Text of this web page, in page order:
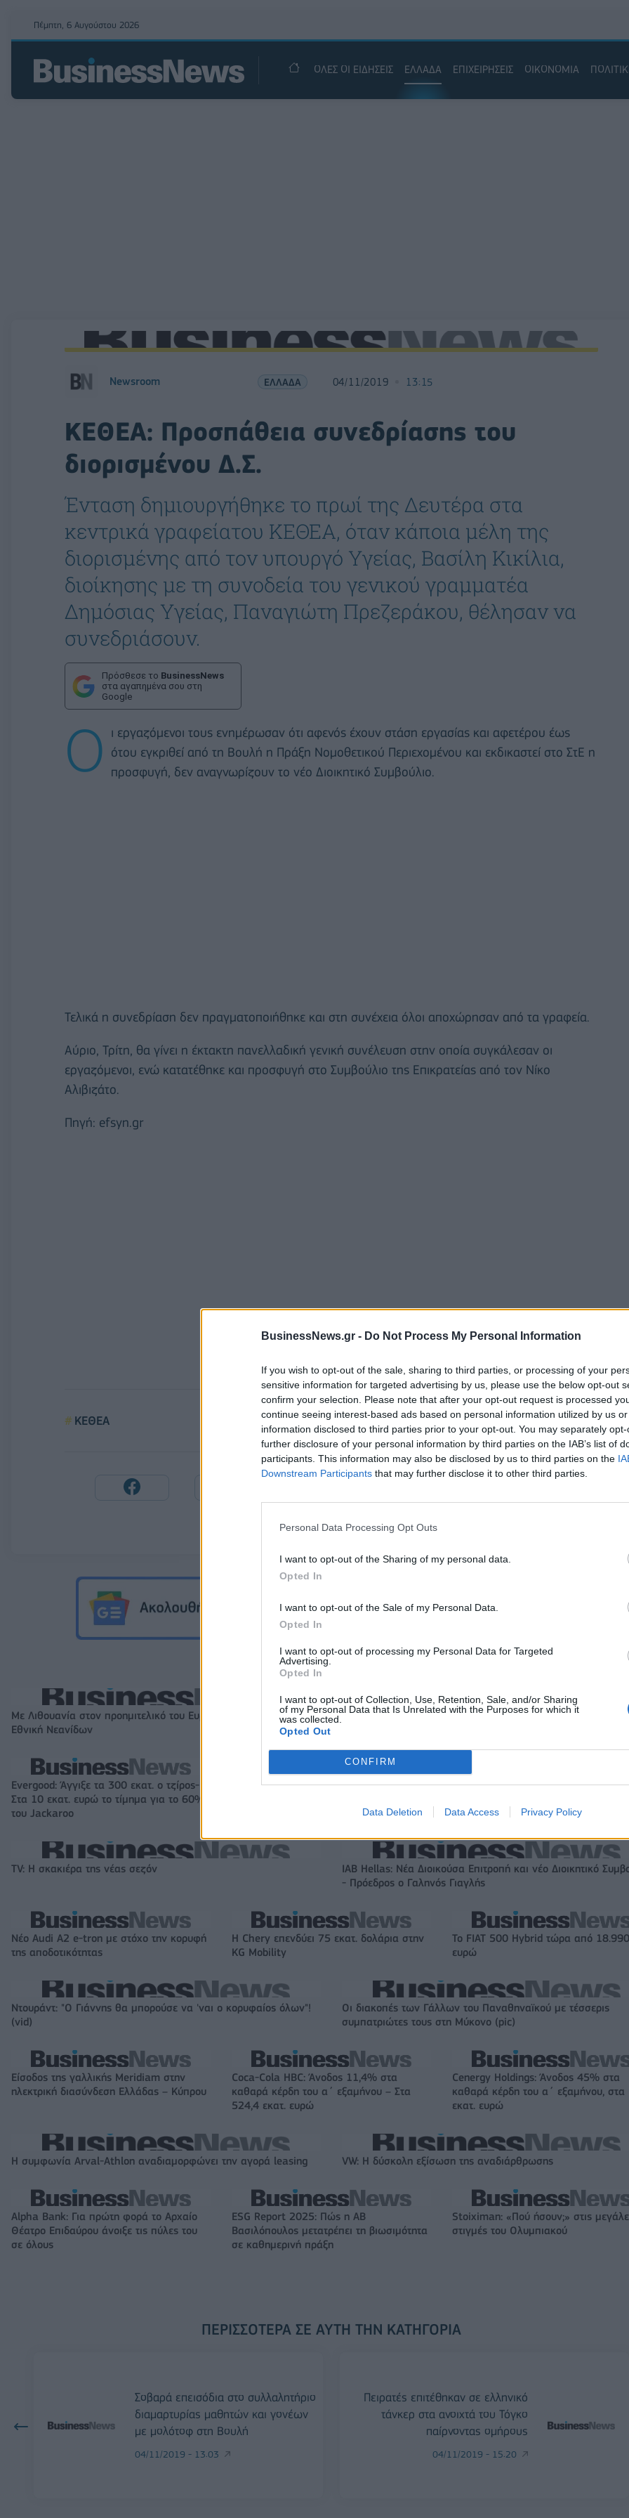
BusinessNews.gr - Do Not Process My Personal Information
If you wish to opt-out of the sale, sharing to third parties, or processing of your
sensitive information for targeted advertising by us, please use the below opt-out
confirm your selection. Please note that after your opt-out request is processed
continue seeing interest-based ads based on personal information utilized by us
information disclosed to third parties prior to your opt-out. You may separately
further disclosure of your personal information by third parties on the IAB’s list of
participants. This information may also be disclosed by us to third parties on the
Downstream Participants that may further disclose it to other third parties.
Personal Data Processing Opt Outs
I want to opt-out of the Sharing of my personal data.
Opted In
I want to opt-out of the Sale of my Personal Data.
Opted In
I want to opt-out of processing my Personal Data for Targeted
Advertising.
Opted In
I want to opt-out of Collection, Use, Retention, Sale, and/or Sharing
of my Personal Data that Is Unrelated with the Purposes for which it
was collected.
Opted Out
CONFIRM
Data Deletion Data Access Privacy Policy
Πέμπτη, 6 Αυγούστου 2026
ΟΛΕΣ ΟΙ ΕΙΔΗΣΕΙΣ ΕΛΛΑΔΑ ΕΠΙΧΕΙΡΗΣΕΙΣ ΟΙΚΟΝΟΜΙΑ
Newsroom ΕΛΛΑΔΑ 04/11/2019 13:15
ΚΕΘΕΑ: Προσπάθεια συνεδρίασης του
διορισμένου Δ.Σ.
Ένταση δημιουργήθηκε το πρωί της Δευτέρα στα
κεντρικά γραφείατου ΚΕΘΕΑ, όταν κάποια μέλη της
διορισμένης από τον υπουργό Υγείας, Βασίλη Κικίλια,
διοίκησης με τη συνοδεία του γενικού γραμματέα
Δημόσιας Υγείας, Παναγιώτη Πρεζεράκου, θέλησαν να
συνεδριάσουν.
Πρόσθεσε το BusinessNews
στα αγαπημένα σου στη
Google
Ο
ι εργαζόμενοι τους ενημέρωσαν ότι αφενός έχουν στάση εργασίας και αφετέρου έως
ότου εγκριθεί από τη Βουλή η Πράξη Νομοθετικού Περιεχομένου και εκδικαστεί στο ΣτΕ η
προσφυγή, δεν αναγνωρίζουν το νέο Διοικητικό Συμβούλιο.
Τελικά η συνεδρίαση δεν πραγματοποιήθηκε και στη συνέχεια όλοι αποχώρησαν από τα γραφεία.
Αύριο, Τρίτη, θα γίνει η έκτακτη πανελλαδική γενική συνέλευση στην οποία συγκάλεσαν οι
εργαζόμενοι, ενώ κατατέθηκε και προσφυγή στο Συμβούλιο της Επικρατείας από τον Νίκο
Αλιβιζάτο.
Πηγή: efsyn.gr
ΚΕΘΕΑ
Με Λιθουανία στον προημιτελικό του Ευρωπαϊκού Β' κατ. η
Εθνική Νεανίδων
Αλέξης Γιαννούλιας: Υποψήφιος Δήμαρχος στο Σικάγο ο
Evergood: Άγγιξε τα 300 εκατ. ο τζίρος-
Στα 10 εκατ. ευρώ το τίμημα για το 60%
του Jackaroo
Όμιλος AKTOR: Εξαγοράζει το 75% των
συνεργασία με τη Motor Oil
ΔΕΗ: Ισχυρή ανάπτυξη στο α΄
δισ. ευρώ
TV: Η σκακιέρα της νέας σεζόν
IAB Hellas: Νέα Διοικούσα Επιτροπή και νέο Διοικητικό
- Πρόεδρος ο Γαληνός Γιαγλής
Νέο Audi A2 e-tron με στόχο την κορυφή
της αποδοτικότητας
Η Chery επενδύει 75 εκατ. δολάρια στην
KG Mobility
Το FIAT 500 Hybrid τώρα από 18.990
ευρώ
Ντουράντ: "Ο Γιάννης θα μπορούσε να 'ναι ο κορυφαίος όλων"!
(vid)
Οι διακοπές των Γάλλων του Παναθηναϊκού με τέσσερις
συμπατριώτες τους στη Μύκονο (pic)
Είσοδος της γαλλικής Meridiam στην
ηλεκτρική διασύνδεση Ελλάδας – Κύπρου
Coca-Cola HBC: Άνοδος 11,4% στα
καθαρά κέρδη του α΄ εξαμήνου – Στα
524,4 εκατ. ευρώ
Cenergy Holdings: Άνοδος 45% στα
καθαρά κέρδη του α΄ εξαμήνου,
εκατ. ευρώ
Η συμφωνία Arval-Athlon αναδιαμορφώνει την αγορά leasing VW: Η δύσκολη εξίσωση της αναδιάρθρωσης
Alpha Bank: Για πρώτη φορά το Αρχαίο
Θέατρο Επιδαύρου άνοιξε τις πύλες του
σε όλους
ESG Report 2025: Πώς η ΑΒ
Βασιλόπουλος μετατρέπει τη βιωσιμότητα
σε καθημερινή πράξη
Stoiximan: «Πού ήσουν;» στις
στιγμές του Ολυμπιακού
ΠΕΡΙΣΣΌΤΕΡΑ ΣΕ ΑΥΤΉ ΤΗΝ ΚΑΤΗΓΟΡΊΑ
Σοβαρά επεισόδια στο συλλαλητήριο
διαμαρτυρίας μαθητών και γονέων
με μολότοφ στη Βουλή
04/11/2019 - 13:03
Πειρατές επιτέθηκαν σε ελληνικό
τάνκερ στα ανοιχτά του Τόγκο
παίρνοντας ομήρους
04/11/2019 - 15:20